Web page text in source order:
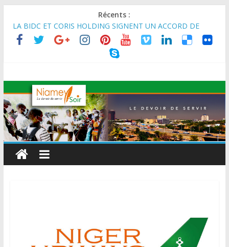
Récents :
LA BIDC ET CORIS HOLDING SIGNENT UN ACCORD DE
FINANCEMENT DE 80 MILLIONS D’EUROS POUR
RENFORCER LES CHAÎNES DE VALEUR ALIMENTAIRES,
ÉNERGÉTIQUES ET AGRICOLES EN AFRIQUE DE L’OUEST
Général de Division Mohamed TOUMBA a reçu en audience
son homologue du Burkina Faso et délégation du Kawar.
BANQUE MONDIALE : L’IA offre un levier vital aux économies
en développement en panne de croissance (Communiqué)
AES : Le Chef de l’Etat a reçu en audience à Maradi les
ministres en charge de l’Environnement du Burkina Faso et du
Mali.
MARADI : Le Président de la République, Chef de l’État, S.E le